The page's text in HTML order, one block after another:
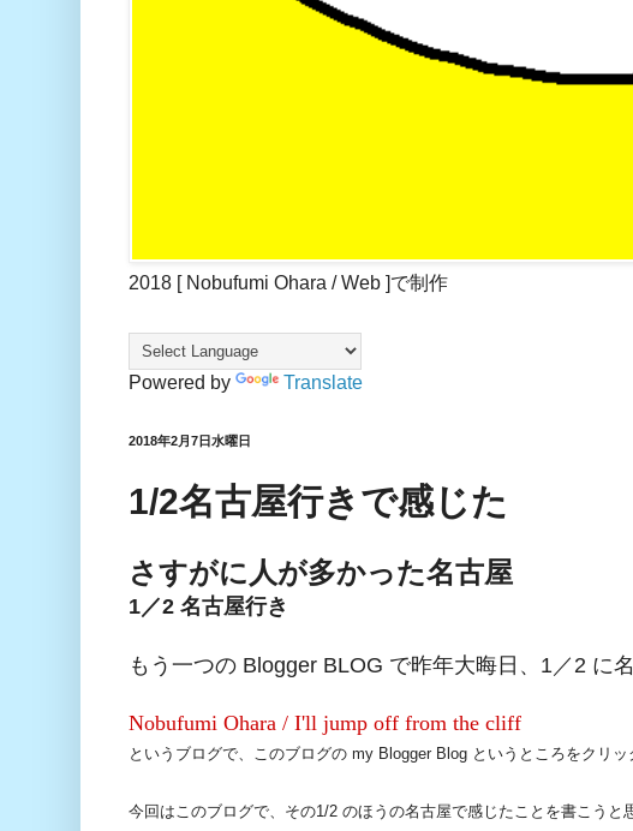
2018 [ Nobufumi Ohara / Web ]で制作
Powered by Translate
2018年2月7日水曜日
1/2名古屋行きで感じた
さすがに人が多かった名古屋
1／2 名古屋行き
もう一つの Blogger BLOG で昨年大晦日、1／2 に
Nobufumi Ohara / I'll jump off from the cliff
というブログで、このブログの my Blogger Blog というところをクリ
今回はこのブログで、その1/2 のほうの名古屋で感じたことを書こうと